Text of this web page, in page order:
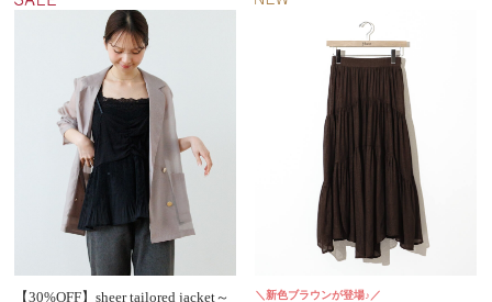
【30%OFF】sheer tailored jacket～
＼新色ブラウンが登場♪／